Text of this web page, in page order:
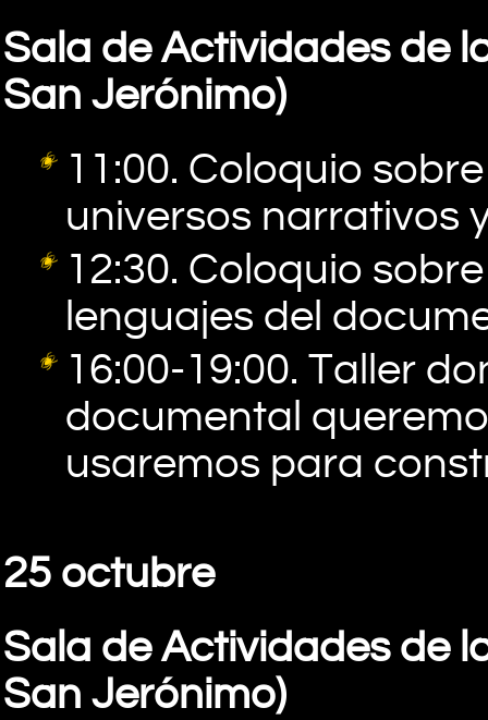
Sala de Actividades de
San Jerónimo)
11:00. Coloquio
universos narrativos
12:30. Coloquio
lenguajes del
16:00-19:00. Taller
documental
usaremos para
25 octubre
Sala de Actividades de
San Jerónimo)